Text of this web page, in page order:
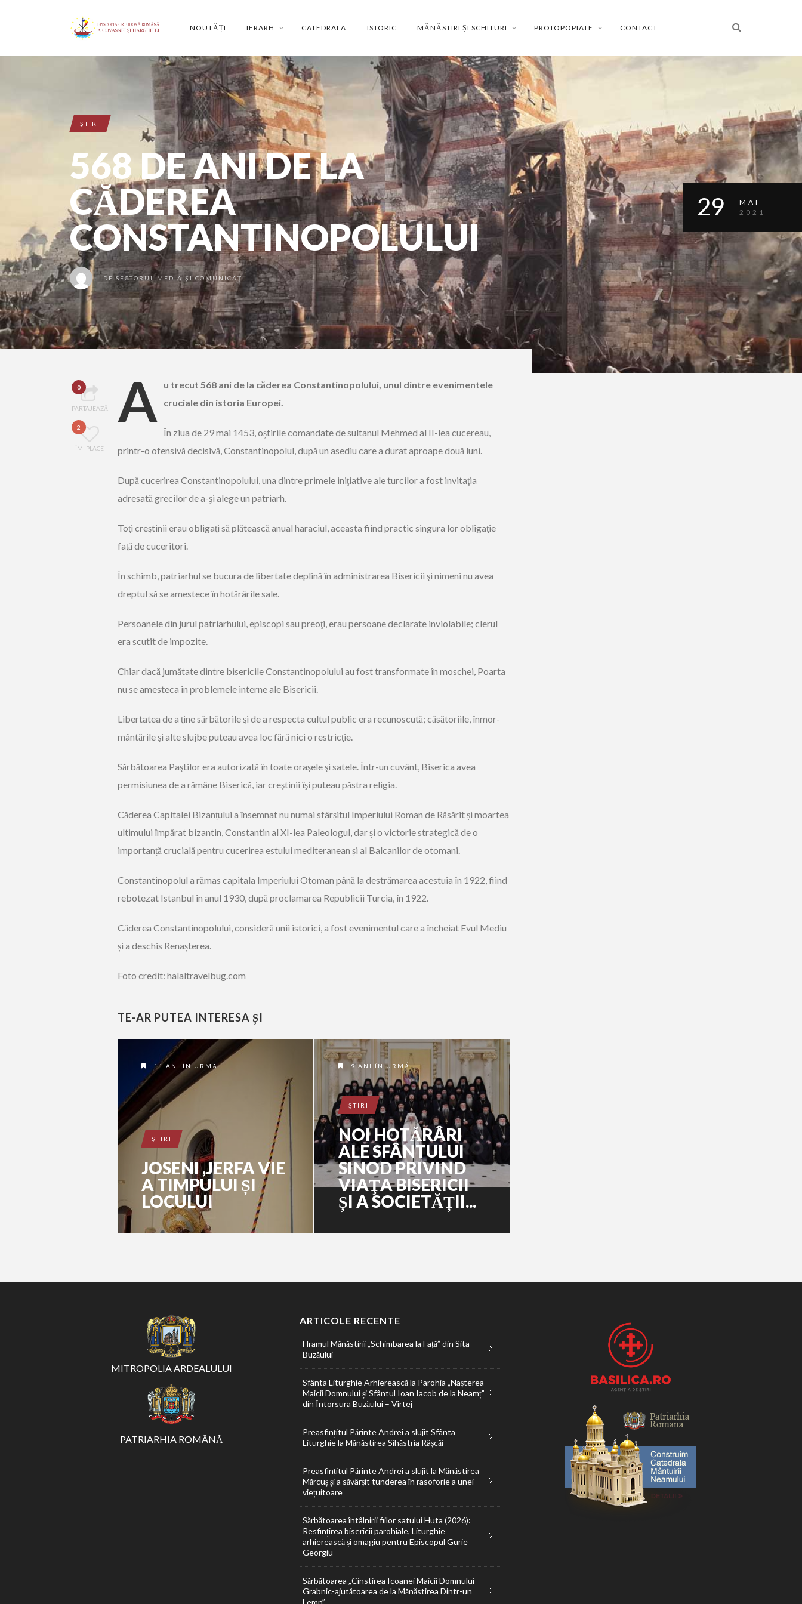
NOUTĂȚI IERARH CATEDRALA ISTORIC MĂNĂSTIRI ȘI SCHITURI PROTOPOPIATE CONTACT
ŞTIRI
568 DE ANI DE LA
CĂDEREA
CONSTANTINOPOLULUI
DESECTORUL MEDIA ȘI COMUNICAȚII
29
MAI
2021
0
PARTAJEAZĂ
2
ÎMI PLACE
A
u trecut 568 ani de la căderea Constantinopolului, unul dintre evenimentele
cruciale din istoria Europei.
În ziua de 29 mai 1453, oștirile comandate de sultanul Mehmed al II-lea cucereau,
printr-o ofensivă decisivă, Constantinopolul, după un asediu care a durat aproape două luni.
După cucerirea Con­stan­ti­no­polului, una dintre primele iniţiative ale turcilor a fost invitaţia
adresată grecilor de a-şi alege un patriarh.
Toţi creştinii erau obli­gaţi să plătească anual ha­ra­ciul, aceasta fiind practic singura lor obligaţie
faţă de cuceritori.
În schimb, patriarhul se bucura de libertate deplină în administrarea Bisericii şi nimeni nu avea
dreptul să se a­mes­tece în hotărârile sale.
Per­soanele din jurul patriarhului, episcopi sau preoţi, erau persoane declarate inviolabile; clerul
era scutit de impozite.
Chiar dacă jumătate dintre bisericile Con­stan­ti­no­po­lului au fost transformate în moschei, Poarta
nu se ames­te­ca în problemele interne ale Bisericii.
Libertatea de a ţine sărbătorile şi de a res­pecta cultul public era recunoscută; că­să­toriile, înmor­
mân­tările şi alte slujbe puteau avea loc fără nici o restricţie.
Săr­bătoarea Paştilor era autori­zată în toate oraşele şi satele. Într-un cuvânt, Biserica avea
permisiunea de a rămâne Biserică, iar creştinii îşi puteau păstra religia.
Căderea Capitalei Bizanțului a însemnat nu numai sfârșitul Imperiului Roman de Răsărit și moartea
ultimului împărat bizantin, Constantin al XI-lea Paleologul, dar și o victorie strategică de o
importanță crucială pentru cucerirea estului mediteranean și al Balcanilor de otomani.
Constantinopolul a rămas capitala Imperiului Otoman până la destrămarea acestuia în 1922, fiind
rebotezat Istanbul în anul 1930, după proclamarea Republicii Turcia, în 1922.
Căderea Constantinopolului, consideră unii istorici, a fost evenimentul care a încheiat Evul Mediu
și a deschis Renașterea.
Foto credit: halaltravelbug.com
TE-AR PUTEA INTERESA ȘI
11 ANI ÎN URMĂ
ŞTIRI
JOSENI ,JERFA VIE
A TIMPULUI ȘI
LOCULUI
9 ANI ÎN URMĂ
ŞTIRI
NOI HOTĂRÂRI
ALE SFÂNTULUI
SINOD PRIVIND
VIAŢA BISERICII
ȘI A SOCIETĂȚII...
MITROPOLIA ARDEALULUI
PATRIARHIA ROMÂNĂ
ARTICOLE RECENTE
Hramul Mănăstirii „Schimbarea la Față” din Sita
Buzăului
Sfânta Liturghie Arhierească la Parohia „Nașterea
Maicii Domnului și Sfântul Ioan Iacob de la Neamț”
din Întorsura Buzăului – Vîrtej
Preasfințitul Părinte Andrei a slujit Sfânta
Liturghie la Mănăstirea Sihăstria Râșcăi
Preasfințitul Părinte Andrei a slujit la Mănăstirea
Mărcuș și a săvârșit tunderea în rasoforie a unei
viețuitoare
Sărbătoarea întâlnirii fiilor satului Huta (2026):
Resfințirea bisericii parohiale, Liturghie
arhierească și omagiu pentru Episcopul Gurie
Georgiu
Sărbătoarea „Cinstirea Icoanei Maicii Domnului
Grabnic-ajutătoarea de la Mănăstirea Dintr-un
Lemn”